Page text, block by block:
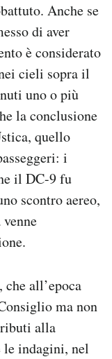
Anche se
di aver
è considerato
cieli sopra il
uno o più
la conclusione
quello
i
il DC-9 fu
scontro aereo,
all’epoca
ma non
alla
le indagini, nel